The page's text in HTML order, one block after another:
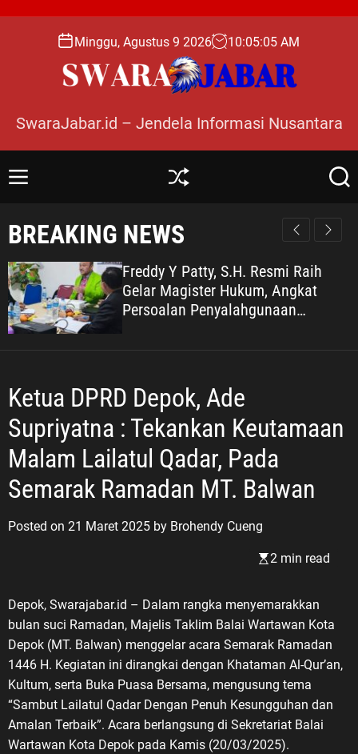
o
Minggu, Agustus 9 2026 10:05:07 AM
SwaraJabar.id – Jendela Informasi Nusantara
M
u
S
ff
e
S
r
BREAKING NEWS
Freddy Y Patty, S.H. Resmi Raih
Gelar Magister Hukum, Angkat
Persoalan Penyalahgunaan
Keadaan dalam Peralihan Hak Atas
Ketua DPRD Depok, Ade
Supriyatna : Tekankan Keutamaan
Malam Lailatul Qadar, Pada
Semarak Ramadan MT. Balwan
Posted on 21 Maret 2025 by Brohendy Cueng
2 min read
Depok, Swarajabar.id – Dalam rangka menyemarakkan
bulan suci Ramadan, Majelis Taklim Balai Wartawan Kota
Depok (MT. Balwan) menggelar acara Semarak Ramadan
1446 H. Kegiatan ini dirangkai dengan Khataman Al-Qur’an,
Kultum, serta Buka Puasa Bersama, mengusung tema
“Sambut Lailatul Qadar Dengan Penuh Kesungguhan dan
Amalan Terbaik”. Acara berlangsung di Sekretariat Balai
Wartawan Kota Depok pada Kamis (20/03/2025).